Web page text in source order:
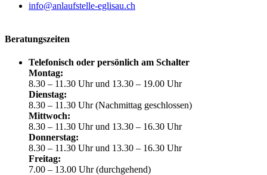
info@anlaufstelle-eglisau.ch
Beratungszeiten
Telefonisch oder persönlich am Schalter
Montag:
8.30 – 11.30 Uhr und 13.30 – 19.00 Uhr
Dienstag:
8.30 – 11.30 Uhr (Nachmittag geschlossen)
Mittwoch:
8.30 – 11.30 Uhr und 13.30 – 16.30 Uhr
Donnerstag:
8.30 – 11.30 Uhr und 13.30 – 16.30 Uhr
Freitag:
7.00 – 13.00 Uhr (durchgehend)